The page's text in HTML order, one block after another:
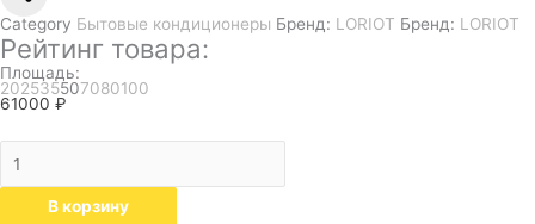
Category Бытовые кондиционеры Бренд: LORIOT Бренд: LORIOT
Рейтинг товара:
Площадь:
202535507080100
61000 ₽
В корзину